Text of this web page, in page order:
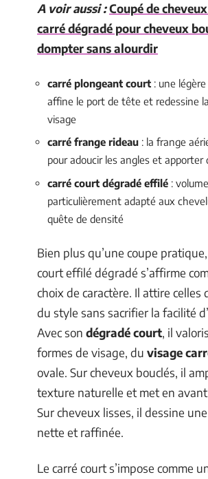
A voir aussi :Coupé de
carré dégradé pour cheveux
dompter sans alourdir
carré plongeant court : une
affine le port de tête et redessine
visage
carré frange rideau : la frange
pour adoucir les angles et apporter
carré court dégradé effilé :
particulièrement adapté aux
quête de densité
Bien plus qu’une coupe
court effilé dégradé s’affirme
choix de caractère. Il attire celles
du style sans sacrifier la facilité
Avec son dégradé court, il
formes de visage, du visage
ovale. Sur cheveux bouclés, il
texture naturelle et met en
Sur cheveux lisses, il dessine
nette et raffinée.
Le carré court s’impose comme